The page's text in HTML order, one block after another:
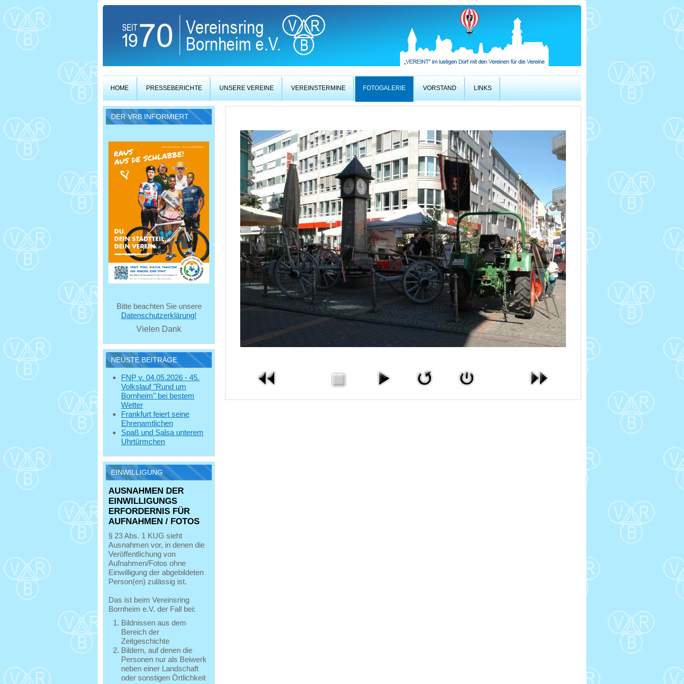
HOME PRESSEBERICHTE UNSERE VEREINE VEREINSTERMINE FOTOGALERIE VORSTAND LINKS
DER VRB INFORMIERT
Bitte beachten Sie unsere
Datenschutzerklärung!
Vielen Dank
NEUSTE BEITRÄGE
FNP v. 04.05.2026 - 45.
Volkslauf "Rund um
Bornheim" bei bestem
Wetter
Frankfurt feiert seine
Ehrenamtlichen
Spaß und Salsa unterem
Uhrtürmchen
EINWILLIGUNG
AUSNAHMEN DER
EINWILLIGUNGS
ERFORDERNIS FÜR
AUFNAHMEN / FOTOS
§ 23 Abs. 1 KUG sieht
Ausnahmen vor, in denen die
Veröffentlichung von
Aufnahmen/Fotos ohne
Einwilligung der abgebildeten
Person(en) zulässig ist.
Das ist beim Vereinsring
Bornheim e.V. der Fall bei:
Bildnissen aus dem
Bereich der
Zeitgeschichte
Bildern, auf denen die
Personen nur als Beiwerk
neben einer Landschaft
oder sonstigen Örtlichkeit